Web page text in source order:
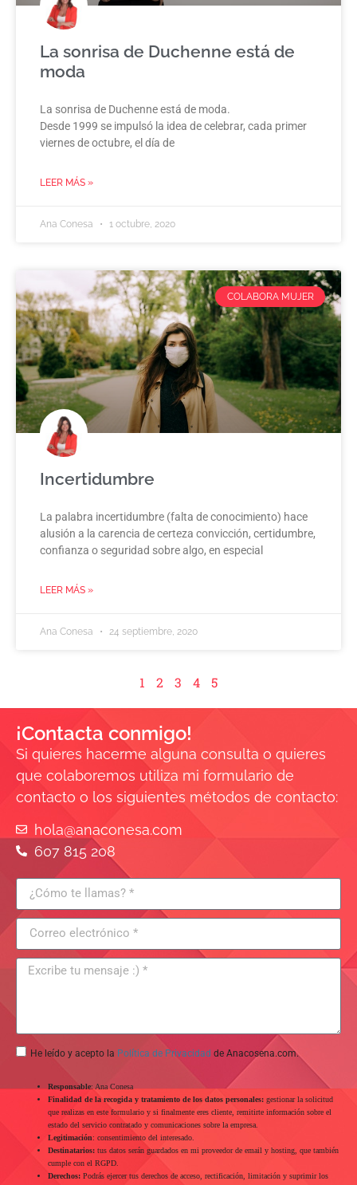
La sonrisa de Duchenne está de
moda
La sonrisa de Duchenne está de moda.
Desde 1999 se impulsó la idea de celebrar, cada primer
viernes de octubre, el día de
LEER MÁS »
Ana Conesa 1 octubre, 2020
COLABORA MUJER
Incertidumbre
La palabra incertidumbre (falta de conocimiento) hace
alusión a la carencia de certeza convicción, certidumbre,
confianza o seguridad sobre algo, en especial
LEER MÁS »
Ana Conesa 24 septiembre, 2020
1 2 3 4 5
¡Contacta conmigo!
Si quieres hacerme alguna consulta o quieres
que colaboremos utiliza mi formulario de
contacto o los siguientes métodos de contacto:
hola@anaconesa.com
607 815 208
He leído y acepto la Política de Privacidad de Anacosena.com.
Responsable: Ana Conesa
Finalidad de la recogida y tratamiento de los datos personales: gestionar la solicitud
que realizas en este formulario y si finalmente eres cliente, remitirte información sobre el
estado del servicio contratado y comunicaciones sobre la empresa.
Legitimación: consentimiento del interesado.
Destinatarios: tus datos serán guardados en mi proveedor de email y hosting, que también
cumple con el RGPD.
Derechos: Podrás ejercer tus derechos de acceso, rectificación, limitación y suprimir los